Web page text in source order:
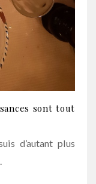
sont tout
d’autant plus